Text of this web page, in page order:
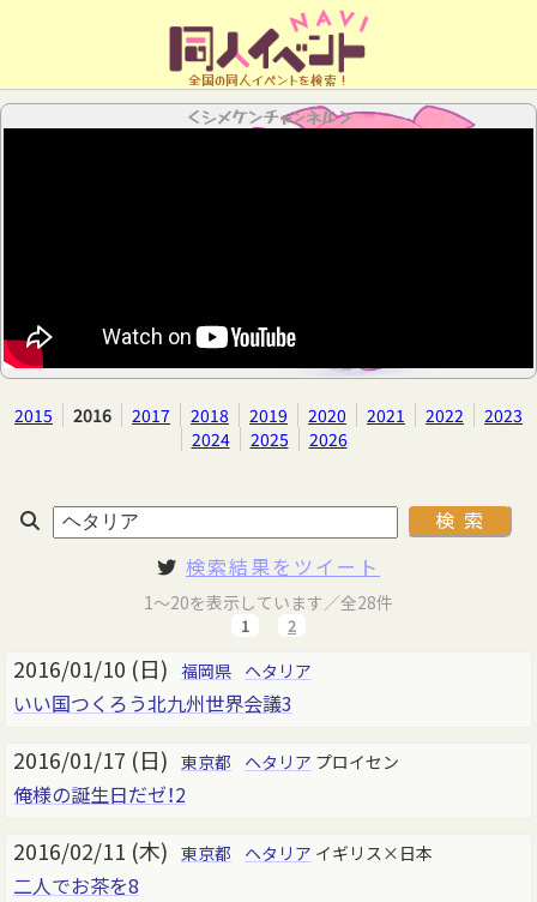
全国の同人イベントを検索！
＜シメケンチャンネル＞
2015 2016 2017 2018 2019 2020 2021 2022
2023
2024
2025 2026
検索結果をツイート
1～20を表示しています／全28件
1 2
2016/01/10 (日) 福岡県 ヘタリア
いい国つくろう北九州世界会議3
2016/01/17 (日) 東京都 ヘタリア プロイセン
俺様の誕生日だゼ！2
2016/02/11 (木) 東京都 ヘタリア イギリス×日本
二人でお茶を8